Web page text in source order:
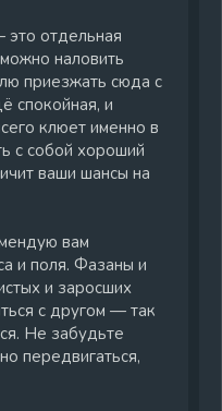
отдельная
наловить
приезжать сюда с
спокойная, и
клюет именно в
с собой хороший
ваши шансы на
вам
и поля. Фазаны и
и заросших
с другом — так
Не забудьте
передвигаться,